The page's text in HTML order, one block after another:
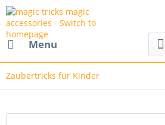
Menu
Zaubertricks für Kinder
magic accessories